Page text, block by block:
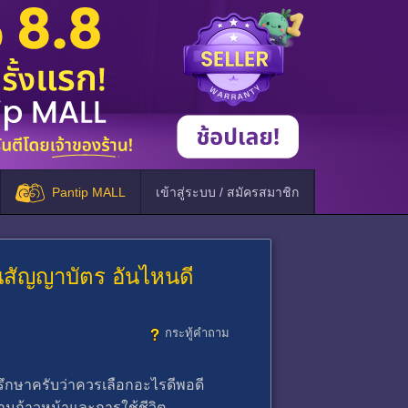
Pantip MALL เข้าสู่ระบบ / สมัครสมาชิก
สัญญาบัตร อันไหนดี
กระทู้คำถาม
าครับว่าควรเลือกอะไรดีพอดี